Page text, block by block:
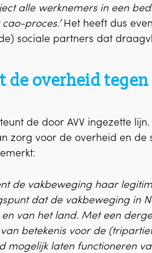
alle werknemers in een
proces.’Het heeft dus
sociale partners dat
de overheid
de door AVV ingezette
zorg voor de overheid en de
de vakbeweging haar
dat de vakbeweging in
van het land. Met een
betekenis voor de
mogelijk laten functioneren